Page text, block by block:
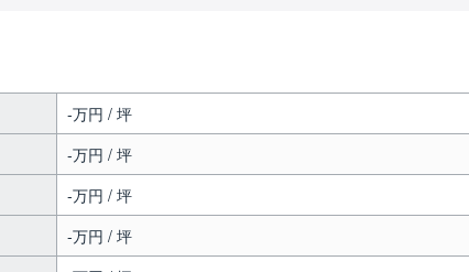
-万円 / 坪
-万円 / 坪
-万円 / 坪
-万円 / 坪